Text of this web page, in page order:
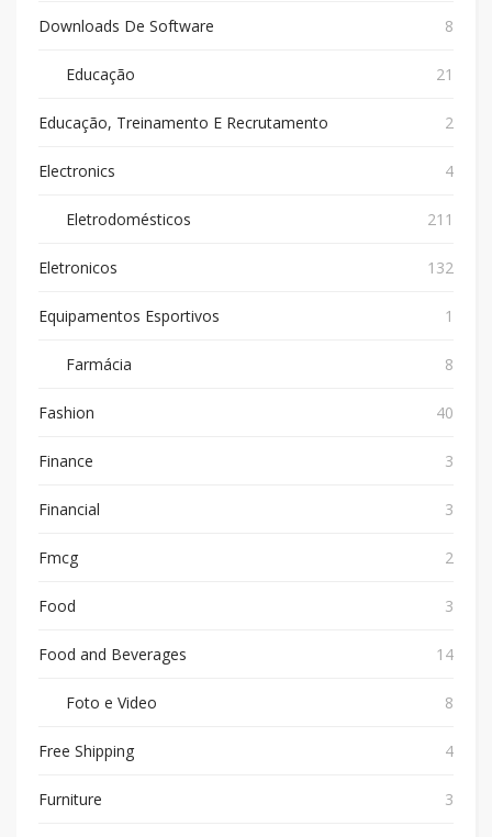
Downloads De Software 8
Educação 21
Educação, Treinamento E Recrutamento 2
Electronics 4
Eletrodomésticos 211
Eletronicos 132
Equipamentos Esportivos 1
Farmácia 8
Fashion 40
Finance 3
Financial 3
Fmcg 2
Food 3
Food and Beverages 14
Foto e Video 8
Free Shipping 4
Furniture 3